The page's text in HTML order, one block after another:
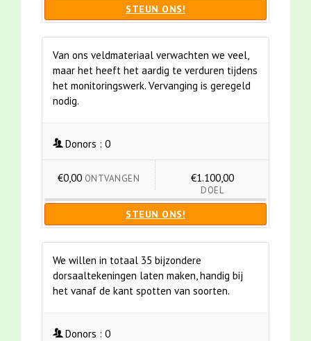
STEUN ONS!
Van ons veldmateriaal verwachten we veel,
maar het heeft het aardig te verduren tijdens
het monitoringswerk. Vervanging is geregeld
nodig.
Donors : 0
€0,00 ONTVANGEN €1.100,00
DOEL
STEUN ONS!
We willen in totaal 35 bijzondere
dorsaaltekeningen laten maken, handig bij
het vanaf de kant spotten van soorten.
Donors : 0